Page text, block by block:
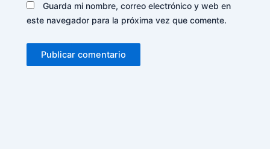
Guarda mi nombre, correo electrónico y web en
este navegador para la próxima vez que comente.